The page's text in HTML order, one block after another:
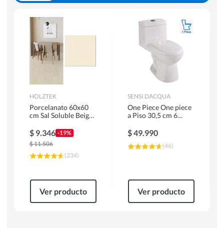
WC y Sanitarios
Pisos Flotantes y Laminados
Pinturas
HOLZTEK
Porcelanato 60x60
cm Sal Soluble Beige
$ 9.346 -19%
$11.506
(234)
Ver producto
SENSI DACQUA
One Piece One piece
a Piso 30,5 cm 6
$49.990
(46)
Ver producto